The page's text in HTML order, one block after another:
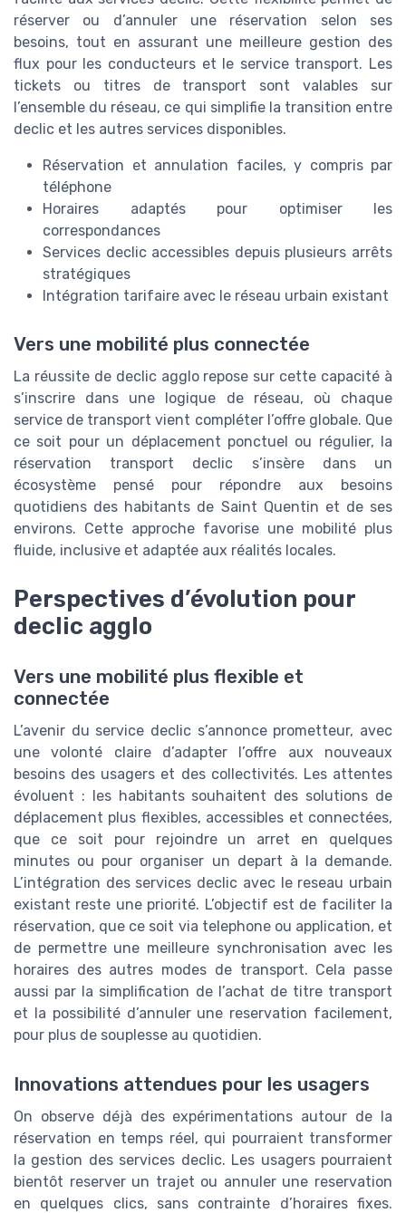
réserver ou d’annuler une réservation selon ses
besoins, tout en assurant une meilleure gestion des
flux pour les conducteurs et le service transport. Les
tickets ou titres de transport sont valables sur
l’ensemble du réseau, ce qui simplifie la transition entre
declic et les autres services disponibles.
Réservation et annulation faciles, y compris par
téléphone
Horaires adaptés pour optimiser les
correspondances
Services declic accessibles depuis plusieurs arrêts
stratégiques
Intégration tarifaire avec le réseau urbain existant
Vers une mobilité plus connectée
La réussite de declic agglo repose sur cette capacité à
s’inscrire dans une logique de réseau, où chaque
service de transport vient compléter l’offre globale. Que
ce soit pour un déplacement ponctuel ou régulier, la
réservation transport declic s’insère dans un
écosystème pensé pour répondre aux besoins
quotidiens des habitants de Saint Quentin et de ses
environs. Cette approche favorise une mobilité plus
fluide, inclusive et adaptée aux réalités locales.
Perspectives d’évolution pour
declic agglo
Vers une mobilité plus flexible et
connectée
L’avenir du service declic s’annonce prometteur, avec
une volonté claire d’adapter l’offre aux nouveaux
besoins des usagers et des collectivités. Les attentes
évoluent : les habitants souhaitent des solutions de
déplacement plus flexibles, accessibles et connectées,
que ce soit pour rejoindre un arret en quelques
minutes ou pour organiser un depart à la demande.
L’intégration des services declic avec le reseau urbain
existant reste une priorité. L’objectif est de faciliter la
réservation, que ce soit via telephone ou application, et
de permettre une meilleure synchronisation avec les
horaires des autres modes de transport. Cela passe
aussi par la simplification de l’achat de titre transport
et la possibilité d’annuler une reservation facilement,
pour plus de souplesse au quotidien.
Innovations attendues pour les usagers
On observe déjà des expérimentations autour de la
réservation en temps réel, qui pourraient transformer
la gestion des services declic. Les usagers pourraient
bientôt reserver un trajet ou annuler une reservation
en quelques clics, sans contrainte d’horaires fixes.